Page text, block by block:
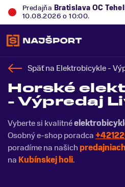
Predajňa Bratislava OC
10.08.2026 o 10:00.
Späť na Elektrobicykle -
Horské
- Výpredaj
Vyberte si kvalitné
Osobný e-shop poradca
poradíme na našich
na Kubínskej holi.